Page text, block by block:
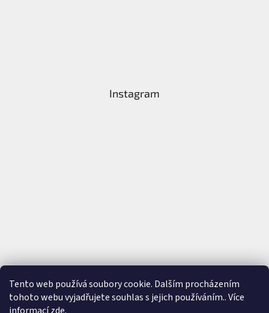
Tento web používá soubory cookie. Dalším procházením
tohoto webu vyjadřujete souhlas s jejich používáním.. Více
Instagram